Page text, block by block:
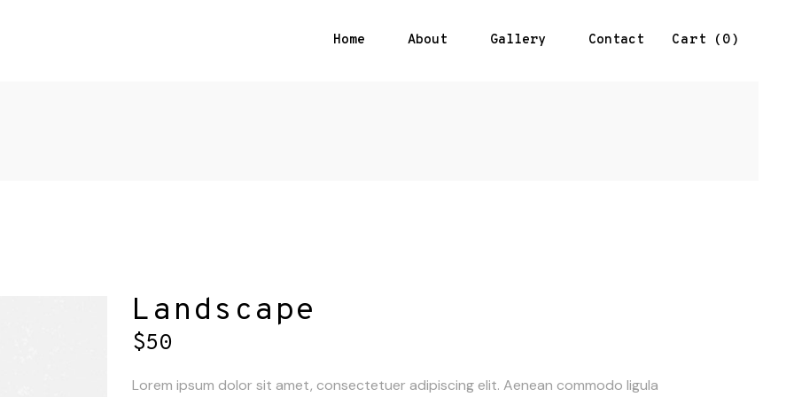
Cart 0
Home About Gallery Contact
Landscape
$50
Lorem ipsum dolor sit amet, consectetuer adipiscing elit. Aenean commodo ligula